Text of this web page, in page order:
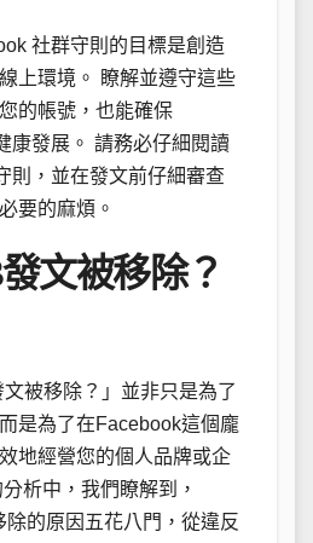
社群守則的目標是創造
上環境。 瞭解並遵守這些
的帳號，也能確保
康發展。 請務必仔細閱讀
則，並在發文前仔細審查
要的麻煩。
文被移除？
被移除？」並非只是為了
是為了在Facebook這個龐
地經營您的個人品牌或企
析中，我們瞭解到，
除的原因五花八門，從違反